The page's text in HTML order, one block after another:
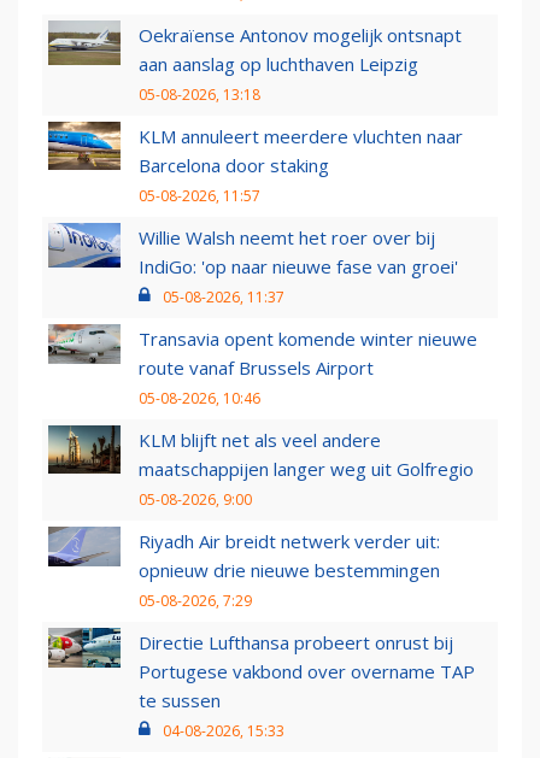
Oekraïense Antonov mogelijk ontsnapt
aan aanslag op luchthaven Leipzig
05-08-2026, 13:18
KLM annuleert meerdere vluchten naar
Barcelona door staking
05-08-2026, 11:57
Willie Walsh neemt het roer over bij
IndiGo: 'op naar nieuwe fase van groei'
05-08-2026, 11:37
Transavia opent komende winter nieuwe
route vanaf Brussels Airport
05-08-2026, 10:46
KLM blijft net als veel andere
maatschappijen langer weg uit Golfregio
05-08-2026, 9:00
Riyadh Air breidt netwerk verder uit:
opnieuw drie nieuwe bestemmingen
05-08-2026, 7:29
Directie Lufthansa probeert onrust bij
Portugese vakbond over overname TAP
te sussen
04-08-2026, 15:33